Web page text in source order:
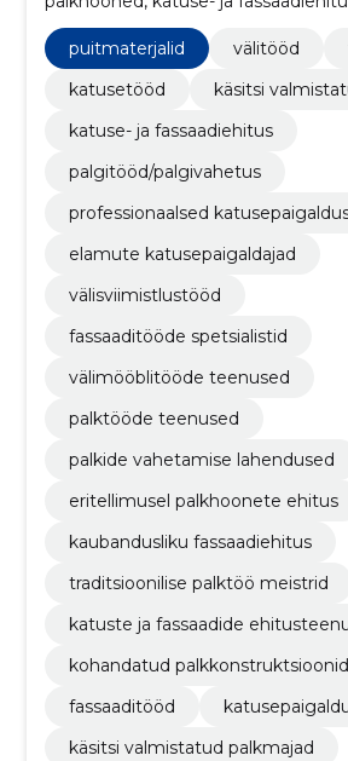
Palgitööd/palgivahetus,
katusepaigaldusteenused, elamute
katusepaigaldajad,
spetsialistid
puitmaterjalid välitööd
katusetööd
käsitsi
katuse- ja fassaadiehitus
palgitööd/palgivahetus
professionaalsed
elamute katusepaigaldajad
välisviimistlustööd
fassaaditööde spetsialistid
välimööblitööde teenused
palktööde teenused
palkide vahetamise lahendused
eritellimusel palkhoonete ehitus
kaubandusliku fassaadiehitus
traditsioonilise palktöö meistrid
katuste ja fassaadide
kohandatud palkkonstruktsioonid
fassaaditööd
käsitsi valmistatud palkmajad